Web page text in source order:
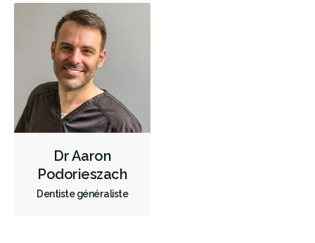
Dr Aaron
Podorieszach
Dentiste généraliste